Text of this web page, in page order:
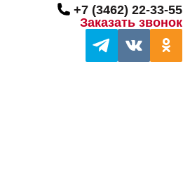
+7 (3462) 22-33-55
Заказать звонок